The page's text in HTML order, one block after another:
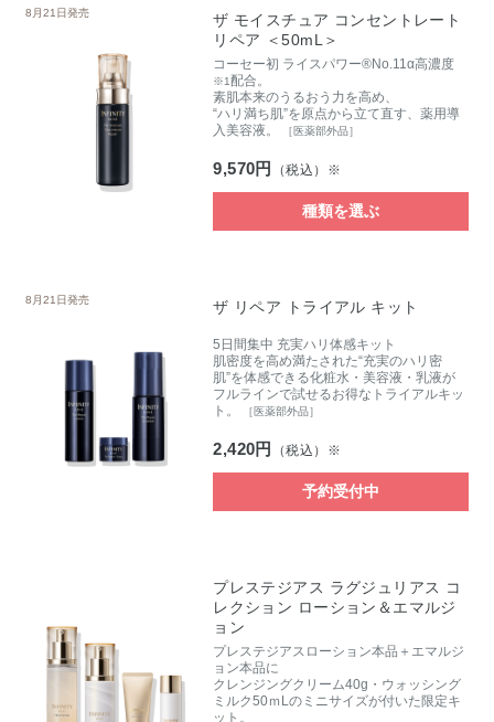
8月21日発売
ザ モイスチュア コンセントレート
リペア ＜50mL＞
コーセー初 ライスパワー®No.11α高濃度
※1配合。
素肌本来のうるおう力を高め、
“ハリ満ち肌”を原点から立て直す、薬用導
入美容液。
［医薬部外品］
9,570円 （税込）※
種類を選ぶ
8月21日発売 ザ リペア トライアル キット
5日間集中 充実ハリ体感キット
肌密度を高め満たされた“充実のハリ密
肌”を体感できる化粧水・美容液・乳液が
フルラインで試せるお得なトライアルキッ
ト。
［医薬部外品］
2,420円 （税込）※
予約受付中
プレステジアス ラグジュリアス コ
レクション ローション＆エマルジ
ョン
プレステジアスローション本品＋エマルジ
ョン本品に
クレンジングクリーム40g・ウォッシング
ミルク50ｍLのミニサイズが付いた限定キ
ット。